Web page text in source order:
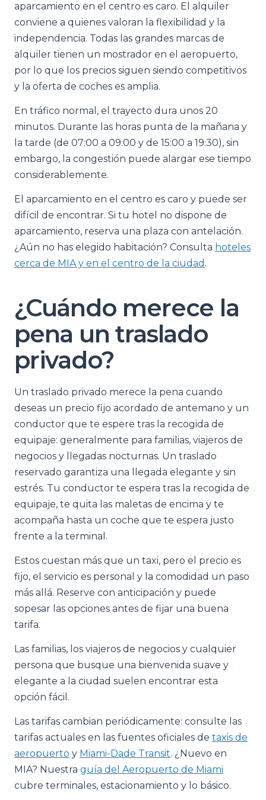
aparcamiento en el centro es caro. El alquiler
conviene a quienes valoran la flexibilidad y la
independencia. Todas las grandes marcas de
alquiler tienen un mostrador en el aeropuerto,
por lo que los precios siguen siendo competitivos
y la oferta de coches es amplia.
En tráfico normal, el trayecto dura unos 20
minutos. Durante las horas punta de la mañana y
la tarde (de 07:00 a 09:00 y de 15:00 a 19:30), sin
embargo, la congestión puede alargar ese tiempo
considerablemente.
El aparcamiento en el centro es caro y puede ser
difícil de encontrar. Si tu hotel no dispone de
aparcamiento, reserva una plaza con antelación.
¿Aún no has elegido habitación? Consulta hoteles
cerca de MIA y en el centro de la ciudad .
¿Cuándo merece la
pena un traslado
privado?
Un traslado privado merece la pena cuando
deseas un precio fijo acordado de antemano y un
conductor que te espere tras la recogida de
equipaje: generalmente para familias, viajeros de
negocios y llegadas nocturnas. Un traslado
reservado garantiza una llegada elegante y sin
estrés. Tu conductor te espera tras la recogida de
equipaje, te quita las maletas de encima y te
acompaña hasta un coche que te espera justo
frente a la terminal.
Estos cuestan más que un taxi, pero el precio es
fijo, el servicio es personal y la comodidad un paso
más allá. Reserve con anticipación y puede
sopesar las opciones antes de fijar una buena
tarifa.
Las familias, los viajeros de negocios y cualquier
persona que busque una bienvenida suave y
elegante a la ciudad suelen encontrar esta
opción fácil.
Las tarifas cambian periódicamente: consulte las
tarifas actuales en las fuentes oficiales de taxis de
aeropuerto y Miami-Dade Transit. ¿Nuevo en
MIA? Nuestra guía del Aeropuerto de Miami
cubre terminales, estacionamiento y lo básico.